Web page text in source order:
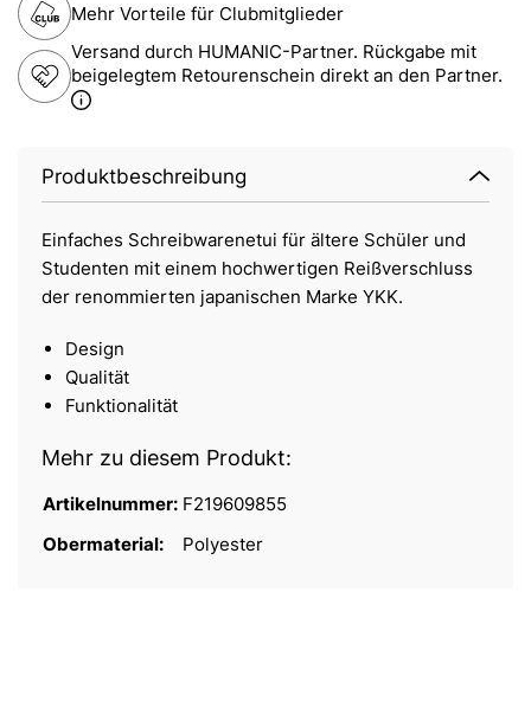
Mehr Vorteile für Clubmitglieder
Versand durch HUMANIC-Partner. Rückgabe mit
beigelegtem Retourenschein direkt an den Partner.
Produktbeschreibung
Einfaches Schreibwarenetui für ältere Schüler und
Studenten mit einem hochwertigen Reißverschluss
der renommierten japanischen Marke YKK.
Design
Qualität
Funktionalität
Mehr zu diesem Produkt:
Artikelnummer: F219609855
Obermaterial:
Polyester